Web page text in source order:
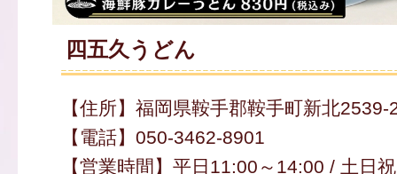
四五久うどん
【住所】福岡県鞍手郡鞍手町新北2539-
【電話】050-3462-8901
【営業時間】平日11:00～14:00 / 土日